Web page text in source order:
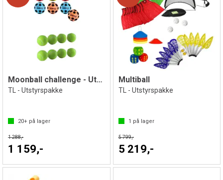
Moonball challenge - Utstyrspakke
TL - Utstyrspakke
20+ på lager
1 288,-
1 159,-
Multiball
TL - Utstyrspakke
1 på lager
5 799,-
5 219,-